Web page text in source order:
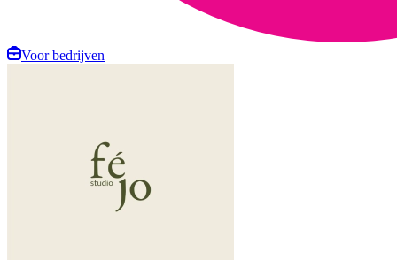
Voor bedrijven